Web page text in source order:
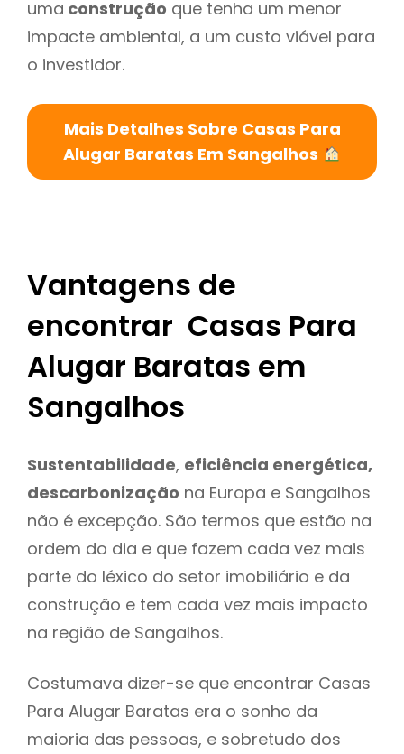
uma construção que tenha um menor
impacte ambiental, a um custo viável para
o investidor.
Mais Detalhes Sobre Casas Para
Alugar Baratas Em Sangalhos
Vantagens de
encontrar Casas Para
Alugar Baratas em
Sangalhos
Sustentabilidade, eficiência energética,
descarbonização na Europa e Sangalhos
não é excepção. São termos que estão na
ordem do dia e que fazem cada vez mais
parte do léxico do setor imobiliário e da
construção e tem cada vez mais impacto
na região de Sangalhos.
Costumava dizer-se que encontrar Casas
Para Alugar Baratas era o sonho da
maioria das pessoas, e sobretudo dos